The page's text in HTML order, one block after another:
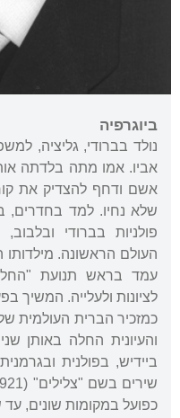
ביוגרפיה
נולד בברודי, גליציה,
אביו. אמו מתה בלדתה
אשם ודחף להצדיק את
שלא נחיו. למד בחדרים,
פולניות בברודי
עמד בראש תנועת
כמזכיר הברית העולמית
והעיונית החלה באותן
ביידיש, בפולנית